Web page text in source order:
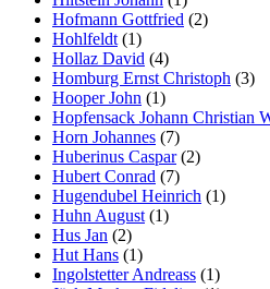
Hofmann Gottfried (2)
Hohlfeldt (1)
Hollaz David (4)
Homburg Ernst Christoph (3)
Hooper John (1)
Hopfensack Johann Christian
Horn Johannes (7)
Huberinus Caspar(2)
Hubert Conrad (7)
Hugendubel Heinrich (1)
Huhn August (1)
Hus Jan (2)
Hut Hans (1)
Ingolstetter Andreass (1)